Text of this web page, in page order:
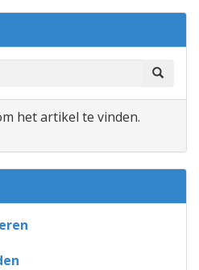
het artikel te vinden.